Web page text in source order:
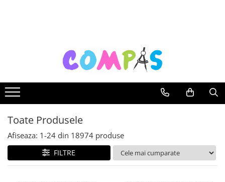
Noutăți Librăria Compas
Souvenir România
Rechizite școlare
Instrumente de scris
Stilouri școlare
Rollere și finelinere
Markere și textmarkere
Creioane grafice
Toate Produsele
Afiseaza: 1-24 din 18974 produse
FILTRE